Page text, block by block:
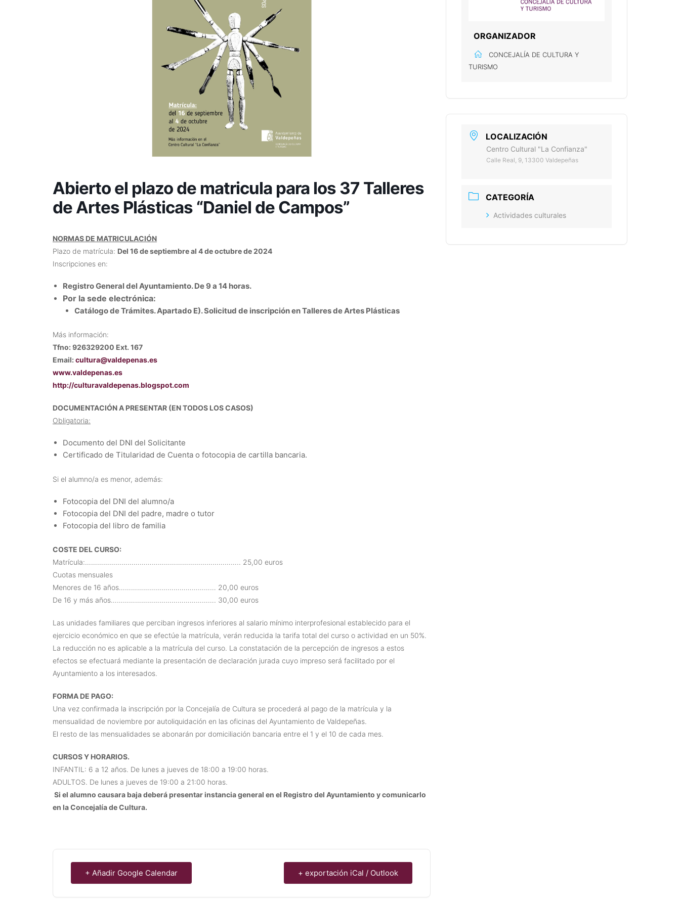
Abierto el plazo de matricula para los 37 Talleres
de Artes Plásticas “Daniel de Campos”
NORMAS DE MATRICULACIÓN
Plazo de matrícula: Del 16 de septiembre al 4 de octubre de 2024
Inscripciones en:
Registro General del Ayuntamiento. De 9 a 14 horas.
Por la sede electrónica:
Catálogo de Trámites. Apartado E). Solicitud de inscripción en Talleres de Artes Plásticas
Más información:
Tfno: 926329200 Ext. 167
Email:cultura@valdepenas.es
www.valdepenas.es
http://culturavaldepenas.blogspot.com
DOCUMENTACIÓN A PRESENTAR (EN TODOS LOS CASOS)
Obligatoria:
Documento del DNI del Solicitante
Certificado de Titularidad de Cuenta o fotocopia de cartilla bancaria.
Si el alumno/a es menor, además:
Fotocopia del DNI del alumno/a
Fotocopia del DNI del padre, madre o tutor
Fotocopia del libro de familia
COSTE DEL CURSO:
Matrícula:………………………………………………………………….. 25,00 euros
Cuotas mensuales
Menores de 16 años………………………………………… 20,00 euros
De 16 y más años……………………………………………. 30,00 euros
Las unidades familiares que perciban ingresos inferiores al salario mínimo interprofesional establecido para el
ejercicio económico en que se efectúe la matrícula, verán reducida la tarifa total del curso o actividad en un 50%.
La reducción no es aplicable a la matrícula del curso. La constatación de la percepción de ingresos a estos
efectos se efectuará mediante la presentación de declaración jurada cuyo impreso será facilitado por el
Ayuntamiento a los interesados.
FORMA DE PAGO:
Una vez confirmada la inscripción por la Concejalía de Cultura se procederá al pago de la matrícula y la
mensualidad de noviembre por autoliquidación en las oficinas del Ayuntamiento de Valdepeñas.
El resto de las mensualidades se abonarán por domiciliación bancaria entre el 1 y el 10 de cada mes.
CURSOS Y HORARIOS.
INFANTIL: 6 a 12 años. De lunes a jueves de 18:00 a 19:00 horas.
ADULTOS. De lunes a jueves de 19:00 a 21:00 horas.
Si el alumno causara baja deberá presentar instancia general en el Registro del Ayuntamiento y comunicarlo
en la Concejalía de Cultura.
+ Añadir Google Calendar + exportación iCal / Outlook
ORGANIZADOR
CONCEJALÍA DE CULTURA Y
TURISMO
LOCALIZACIÓN
Centro Cultural "La Confianza"
Calle Real, 9, 13300 Valdepeñas
CATEGORÍA
Actividades culturales